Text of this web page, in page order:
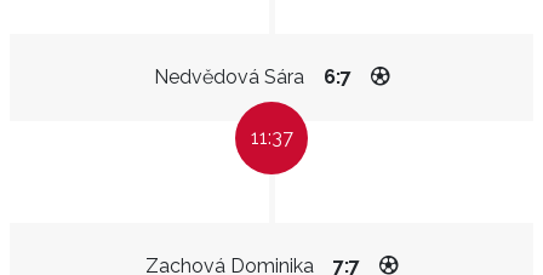
Nedvědová Sára 6:7
11:37
Zachová Dominika 7:7